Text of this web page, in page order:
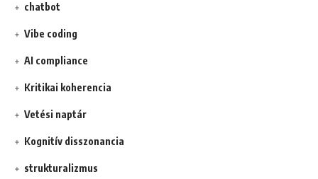
chatbot
Vibe coding
AI compliance
Kritikai koherencia
Vetési naptár
Kognitív disszonancia
strukturalizmus